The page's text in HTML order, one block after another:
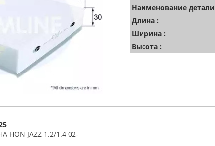
Наименование
Длина :
Ширина :
Высота :
HON JAZZ 1.2/1.4 02-